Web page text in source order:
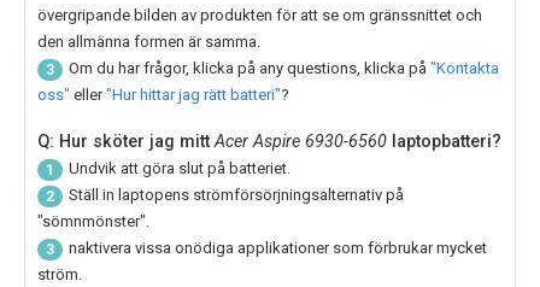
övergripande bilden av produkten för att se om gränssnittet och
den allmänna formen är samma.
3 Om du har frågor, klicka på any questions, klicka på "Kontakta
oss" eller"Hur hittar jag rätt batteri"?
Q: Hur sköter jag mittAcer Aspire 6930-6560 laptopbatteri?
1 Undvik att göra slut på batteriet.
2
Ställ in laptopens strömförsörjningsalternativ på
"sömnmönster".
3
naktivera vissa onödiga applikationer som förbrukar mycket
ström.